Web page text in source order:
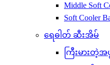
Middle Soft
Soft Cooler
ရေဓါတ် ဆီးအိမ်
ကြီးမားတဲ့အ